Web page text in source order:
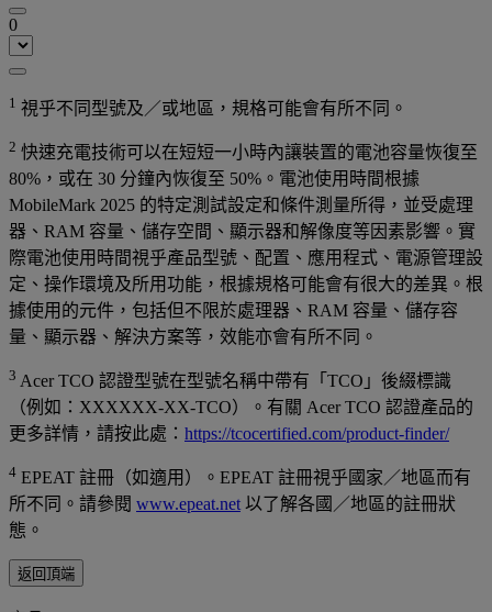
0
1 視乎不同型號及／或地區，規格可能會有所不同。
2 快速充電技術可以在短短一小時內讓裝置的電池容量恢復至
80%，或在 30 分鐘內恢復至 50%。電池使用時間根據
MobileMark 2025 的特定測試設定和條件測量所得，並受處理
器、RAM 容量、儲存空間、顯示器和解像度等因素影響。實
際電池使用時間視乎產品型號、配置、應用程式、電源管理設
定、操作環境及所用功能，根據規格可能會有很大的差異。根
據使用的元件，包括但不限於處理器、RAM 容量、儲存容
量、顯示器、解決方案等，效能亦會有所不同。
3 Acer TCO 認證型號在型號名稱中帶有「TCO」後綴標識
（例如：XXXXXX-XX-TCO）。有關 Acer TCO 認證產品的
更多詳情，請按此處： https://tcocertified.com/product-finder/
4 EPEAT 註冊（如適用）。EPEAT 註冊視乎國家／地區而有
所不同。請參閱 www.epeat.net 以了解各國／地區的註冊狀
態。
返回頂端